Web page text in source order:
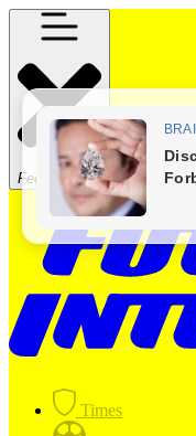
Fechar Menu
Times